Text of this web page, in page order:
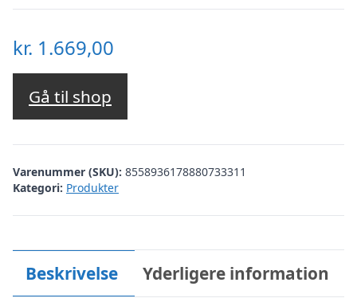
kr. 1.669,00
Gå til shop
Varenummer (SKU): 8558936178880733311
Kategori: Produkter
Beskrivelse Yderligere information